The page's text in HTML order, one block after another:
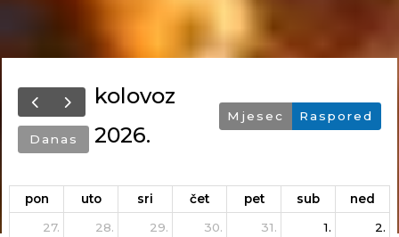
Danas
kolovoz
2026.
Mjesec Raspored
pon uto sri čet pet sub
ned
27.
28. 29. 30. 31. 1. 2.